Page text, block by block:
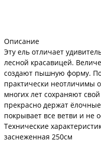
Описание
Эту ель отличает
лесной красавицей.
создают пышную форму.
практически неотличимы
многих лет сохраняют
прекрасно держат
покрывает все ветви и не
Технические
заснеженная 250см